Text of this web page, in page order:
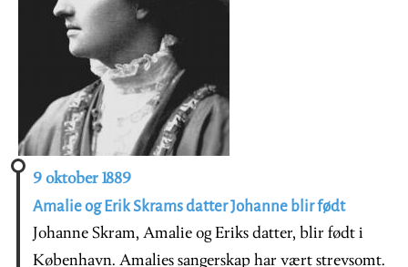
9 oktober 1889
Amalie og Erik Skrams datter Johanne blir født
Johanne Skram, Amalie og Eriks datter, blir født i
København. Amalies sangerskap har vært strevsomt.